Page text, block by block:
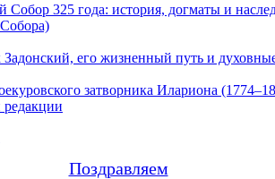
Собор 325 года: история, догматы и
Задонский, его жизненный путь и
затворника Илариона
редакции
Поздравляем